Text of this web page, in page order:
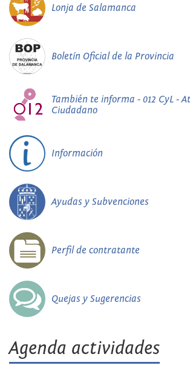
Lonja de Salamanca
Boletín Oficial de la Provincia
También te informa - 012 CyL -
Ciudadano
Información
Ayudas y Subvenciones
Perfil de contratante
Quejas y Sugerencias
Agenda actividades